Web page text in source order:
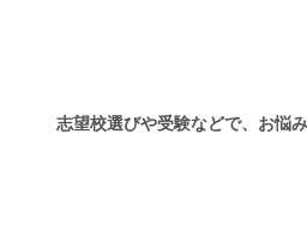
志望校選びや受験などで、お悩